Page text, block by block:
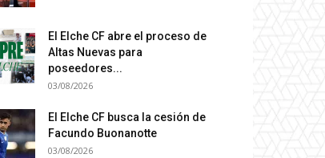
El Elche CF abre el proceso de
Altas Nuevas para
poseedores...
03/08/2026
El Elche CF busca la cesión de
Facundo Buonanotte
03/08/2026